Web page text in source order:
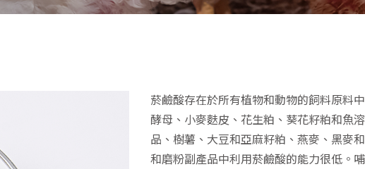
菸鹼酸存在於所有植物和動物的飼料原料
酵母、小麥麩皮、花生粕、葵花籽粕和魚
品、樹薯、大豆和亞麻籽粕、燕麥、黑麥
和磨粉副產品中利用菸鹼酸的能力很低。